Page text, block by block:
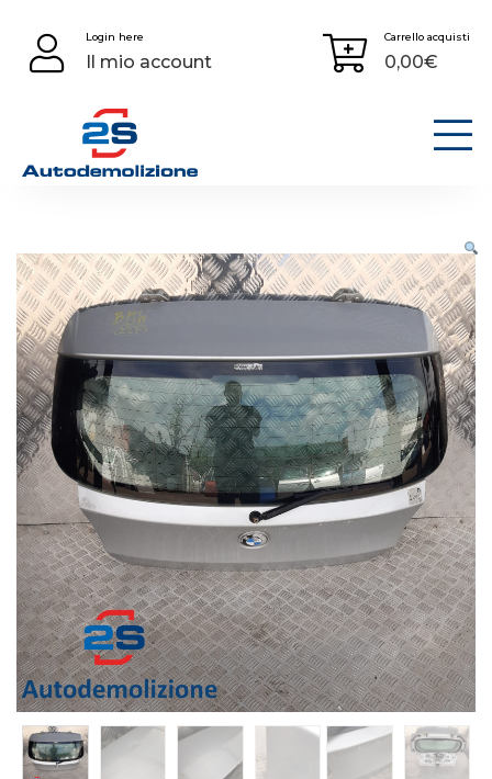
content
Login here
Il mio account
Carrello acquisti
0,00€